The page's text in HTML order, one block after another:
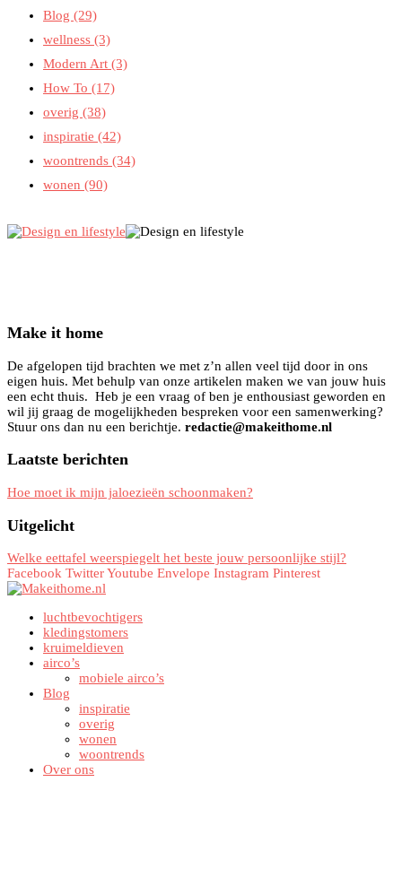
Blog (29)
wellness (3)
Modern Art (3)
How To (17)
overig (38)
inspiratie (42)
woontrends (34)
wonen (90)
Make it home
De afgelopen tijd brachten we met z’n allen veel tijd door in ons
eigen huis. Met behulp van onze artikelen maken we van jouw huis
een echt thuis. Heb je een vraag of ben je enthousiast geworden en
wil jij graag de mogelijkheden bespreken voor een samenwerking?
Stuur ons dan nu een berichtje. redactie@makeithome.nl
Laatste berichten
Hoe moet ik mijn jaloezieën schoonmaken?
Uitgelicht
Welke eettafel weerspiegelt het beste jouw persoonlijke stijl?
Facebook TwitterYoutube Envelope Instagram Pinterest
luchtbevochtigers
kledingstomers
kruimeldieven
airco’s
mobiele airco’s
Blog
inspiratie
overig
wonen
woontrends
Over ons